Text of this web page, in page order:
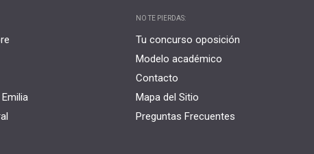
NO TE PIERDAS:
Tu concurso oposición
Modelo académico
Contacto
Mapa del Sitio
Preguntas Frecuentes